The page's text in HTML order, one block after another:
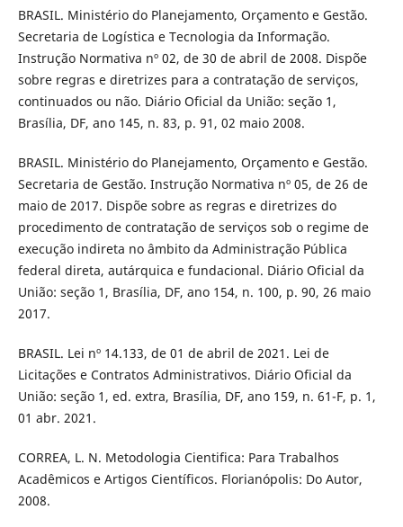
BRASIL. Ministério do Planejamento, Orçamento e Gestão.
Secretaria de Logística e Tecnologia da Informação.
Instrução Normativa nº 02, de 30 de abril de 2008. Dispõe
sobre regras e diretrizes para a contratação de serviços,
continuados ou não. Diário Oficial da União: seção 1,
Brasília, DF, ano 145, n. 83, p. 91, 02 maio 2008.
BRASIL. Ministério do Planejamento, Orçamento e Gestão.
Secretaria de Gestão. Instrução Normativa nº 05, de 26 de
maio de 2017. Dispõe sobre as regras e diretrizes do
procedimento de contratação de serviços sob o regime de
execução indireta no âmbito da Administração Pública
federal direta, autárquica e fundacional. Diário Oficial da
União: seção 1, Brasília, DF, ano 154, n. 100, p. 90, 26 maio
2017.
BRASIL. Lei nº 14.133, de 01 de abril de 2021. Lei de
Licitações e Contratos Administrativos. Diário Oficial da
União: seção 1, ed. extra, Brasília, DF, ano 159, n. 61-F, p. 1,
01 abr. 2021.
CORREA, L. N. Metodologia Cientifica: Para Trabalhos
Acadêmicos e Artigos Científicos. Florianópolis: Do Autor,
2008.